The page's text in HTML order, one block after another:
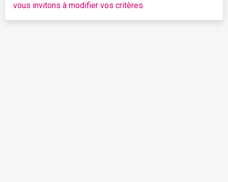
vous invitons à modifier vos critères.